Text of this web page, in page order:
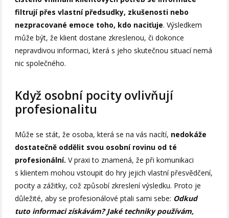
filtrují přes vlastní předsudky, zkušenosti nebo
nezpracované emoce toho, kdo naciťuje. Výsledkem
může být, že klient dostane zkreslenou, či dokonce
nepravdivou informaci, která s jeho skutečnou situací nemá
nic společného.
Když osobní pocity ovlivňují
profesionalitu
Může se stát, že osoba, která se na vás nacítí, nedokáže
dostatečně oddělit svou osobní rovinu od té
profesionální.V praxi to znamená, že při komunikaci
s klientem mohou vstoupit do hry jejich vlastní přesvědčení,
pocity a zážitky, což způsobí zkreslení výsledku. Proto je
důležité, aby se profesionálové ptali sami sebe: Odkud
tuto informaci získávám? Jaké techniky používám,